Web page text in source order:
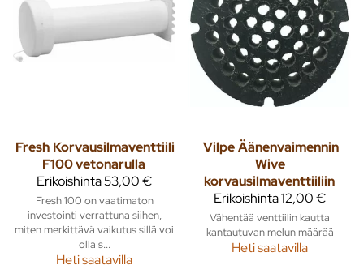
Fresh Korvausilmaventtiili
F100 vetonarulla
Erikoishinta53,00 €
Fresh 100 on vaatimaton
investointi verrattuna siihen,
miten merkittävä vaikutus sillä voi
olla s...
Heti saatavilla
Vilpe Äänenvaimennin
Wive
korvausilmaventtiiliin
Erikoishinta12,00 €
Vähentää venttiilin kautta
kantautuvan melun määrää
Heti saatavilla